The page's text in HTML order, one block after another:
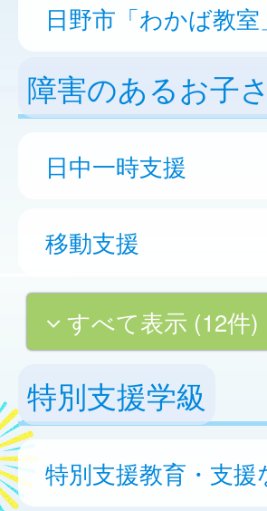
日野市「わかば教室
障害のあるお子
日中一時支援
移動支援
すべて表示 (12件)
特別支援学級
特別支援教育・支援